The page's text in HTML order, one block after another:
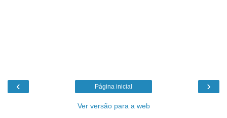
‹ ›
Página inicial
Ver versão para a web